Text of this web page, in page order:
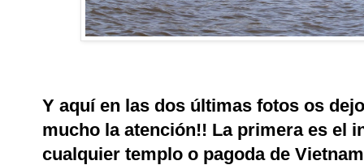
Y aquí en las dos últimas fotos os
mucho la atención!! La primera es el
cualquier templo o pagoda de